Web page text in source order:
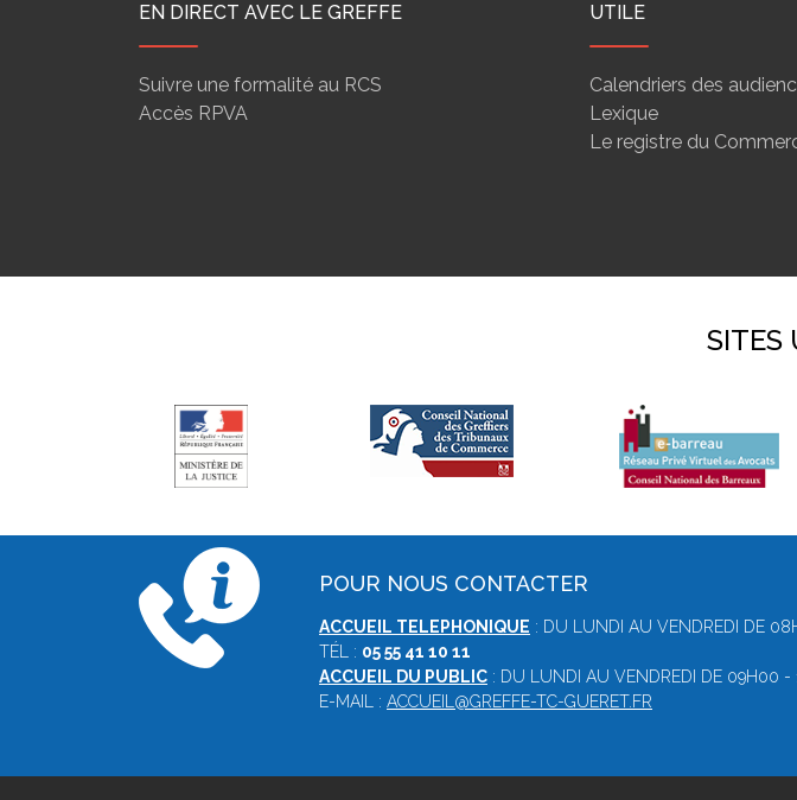
EN DIRECT AVEC LE GREFFE
Suivre une formalité au RCS
Accès RPVA
UTILE
Calendriers des
Lexique
Le registre du
SITES
POUR NOUS CONTACTER
ACCUEIL TELEPHONIQUE : DU LUNDI AU VENDREDI DE
TÉL : 05 55 41 10 11
ACCUEIL DU PUBLIC : DU LUNDI AU VENDREDI DE 09H00
E-MAIL : ACCUEIL@GREFFE-TC-GUERET.FR